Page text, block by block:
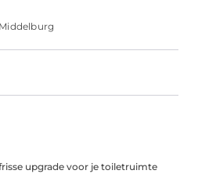
upgrade voor je toiletruimte